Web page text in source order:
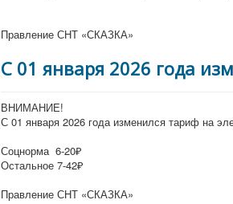
Правление СНТ «СКАЗКА»
С 01 января 2026 года
ВНИМАНИЕ!
С 01 января 2026 года изменился тариф на
Соцнорма 6-20₽
Остальное 7-42₽
Правление СНТ «СКАЗКА»